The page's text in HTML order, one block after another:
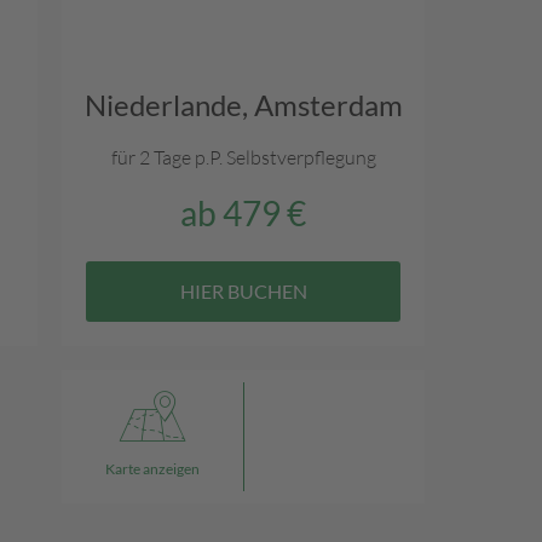
Niederlande, Amsterdam
für 2 Tage p.P. Selbstverpflegung
ab479 €
HIER BUCHEN
Karte anzeigen